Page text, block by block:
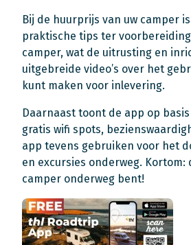
Bij de huurprijs van uw camper
praktische tips ter
camper, wat de uitrusting en
uitgebreide video’s over het
kunt maken voor inlevering.
Daarnaast toont de app op
gratis wifi spots,
app tevens gebruiken voor het
en excursies onderweg.
camper onderweg bent!